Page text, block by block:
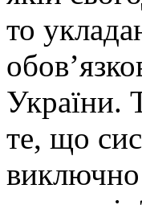
то
України.
те, що
виключно